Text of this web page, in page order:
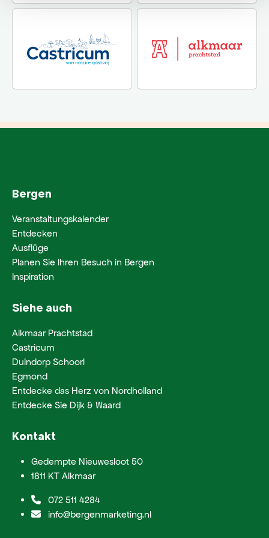
Bergen
Veranstaltungskalender
Entdecken
Ausflüge
Planen Sie Ihren Besuch in Bergen
Inspiration
Siehe auch
Alkmaar Prachtstad
Castricum
Duindorp Schoorl
Egmond
Entdecke das Herz von Nordholland
Entdecke Sie Dijk & Waard
Kontakt
Gedempte Nieuwesloot 50
1811 KT Alkmaar
072 511 4284
info@bergenmarketing.nl